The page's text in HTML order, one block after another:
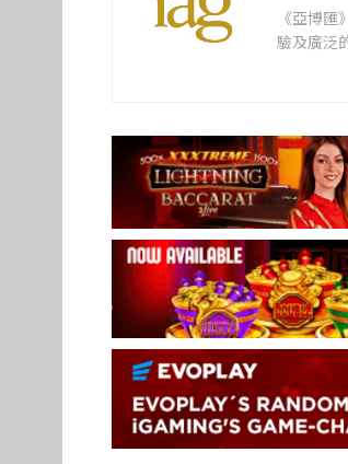
《亞博
驗及廣泛